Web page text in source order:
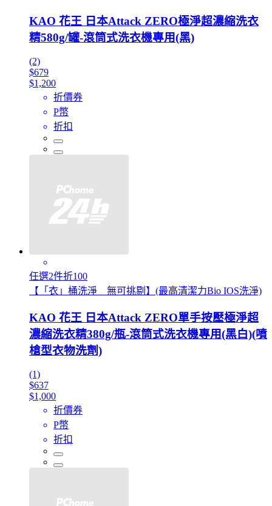
KAO 花王 日本Attack ZERO極淨超濃縮洗衣
精580g/罐-滾筒式洗衣機專用(黑)
(2)
$679
$1,200
折價券
P幣
折扣
任選2件折100
【「衣」桶洗淨 無可挑剔】(最高清潔力Bio IOS洗淨)
KAO 花王 日本Attack ZERO單手按壓極淨超
濃縮洗衣精380g/瓶-滾筒式洗衣機專用(黑白)(噴
槍型衣物洗劑)
(1)
$637
$1,000
折價券
P幣
折扣